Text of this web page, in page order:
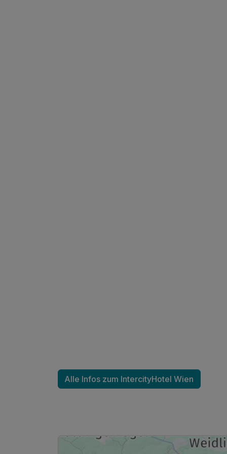
Ausstattung
Alle Infos zum IntercityHotel Wien